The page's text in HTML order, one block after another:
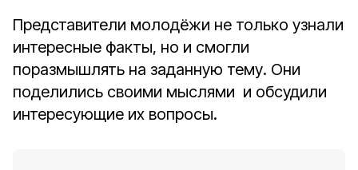
Представители молодёжи не только узнали
интересные факты, но и смогли
поразмышлять на заданную тему. Они
поделились своими мыслями и обсудили
интересующие их вопросы.